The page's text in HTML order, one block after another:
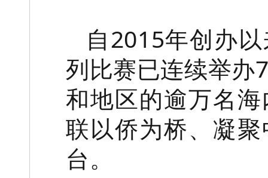
自2015年创办
列比赛已连续举办
和地区的逾万名
联以侨为桥、凝
台。